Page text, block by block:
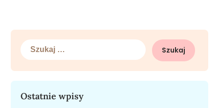
Szukaj:
Ostatnie wpisy